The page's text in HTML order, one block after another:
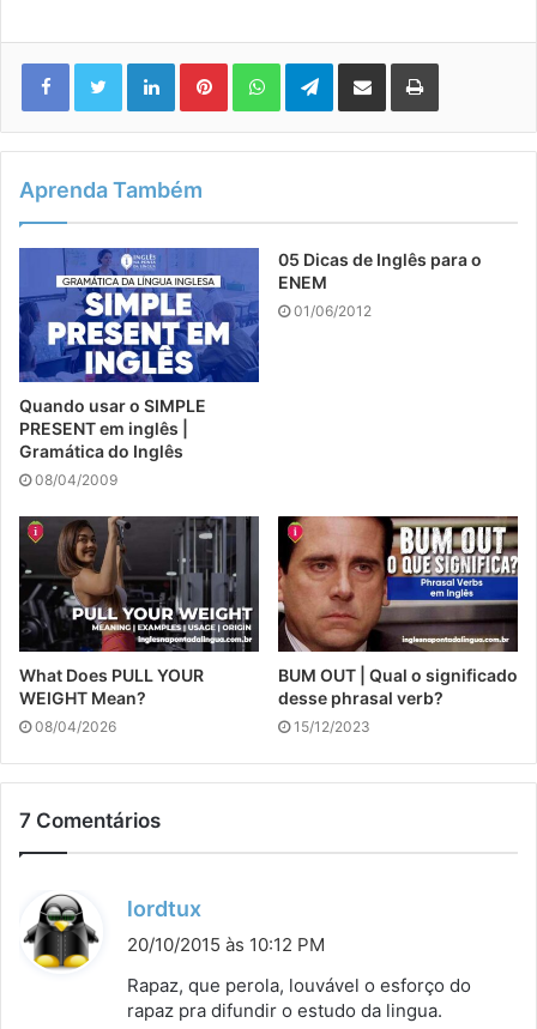
LinkedinPinterestWhatsAppTelegram
Compartilhar via e-mail Imprimir
Aprenda Também
Quando usar o SIMPLE
PRESENT em inglês |
Gramática do Inglês
08/04/2009
05 Dicas de Inglês para o
ENEM
01/06/2012
What Does PULL YOUR
WEIGHT Mean?
08/04/2026
BUM OUT | Qual o significado
desse phrasal verb?
15/12/2023
7 Comentários
lordtux
i
s
20/10/2015 às 10:12 PM
Rapaz, que perola, louvável o esforço do
rapaz pra difundir o estudo da lingua.